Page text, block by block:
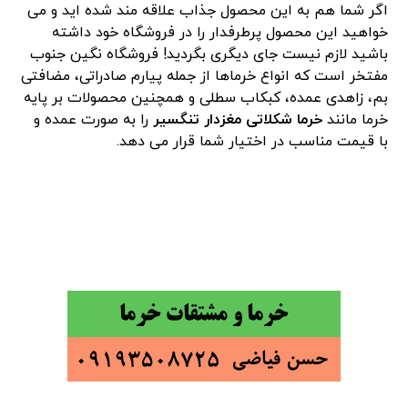
اگر شما هم به این محصول جذاب علاقه مند شده اید و می
خواهید این محصول پرطرفدار را در فروشگاه خود داشته
باشید لازم نیست جای دیگری بگردید! فروشگاه نگین جنوب
مفتخر است که انواع خرماها از جمله پیارم صادراتی، مضافتی
بم، زاهدی عمده، کبکاب سطلی و همچنین محصولات بر پایه
خرما مانندخرما شکلاتی مغزدار تنگسیر را به صورت عمده و
با قیمت مناسب در اختیار شما قرار می دهد.